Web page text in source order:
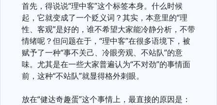
首先，得说说“理中客”这个标签本身。什么时候
起，它就变成了一个贬义词？其实，本意里的“理
性、客观”是好的，谁不希望大家能冷静分析，不带
情绪呢？但问题在于，“理中客”在很多语境下，被
赋予了一种“事不关己、冷眼旁观、不站队”的意
味。尤其是在一些大家普遍认为“不对劲”的事情面
前，这种“不站队”就显得格外刺眼。
放在“健达奇趣蛋”这个事情上，最直接的原因是：